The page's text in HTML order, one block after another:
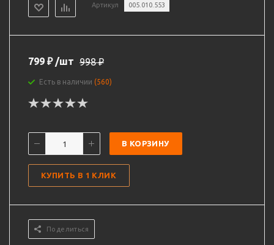
Артикул 005.010.553
799 ₽ /шт 998₽
Есть в наличии (560)
В КОРЗИНУ
КУПИТЬ В 1 КЛИК
Поделиться